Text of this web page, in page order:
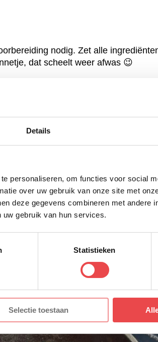
Details
personaliseren, om functies voor social
over uw gebruik van onze site met
deze gegevens combineren met andere
gebruik van hun services.
Statistieken
Selectie toestaan
nodig. Zet alle
dat scheelt weer afwas 😉
rookhout toe aan de brandende
pruttelen.
of je hem nog wat zoeter of pittiger
7–10 kcal.